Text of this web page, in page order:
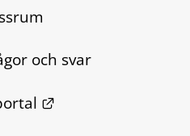
och svar
Länk till annan